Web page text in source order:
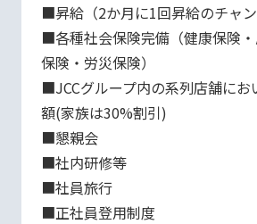
■昇給（2か月に1回昇給のチャン
■各種社会保険完備（健康保険
保険・労災保険）
■JCCグループ内の系列店舗にお
額(家族は30%割引)
■懇親会
■社内研修等
■社員旅行
■正社員登用制度